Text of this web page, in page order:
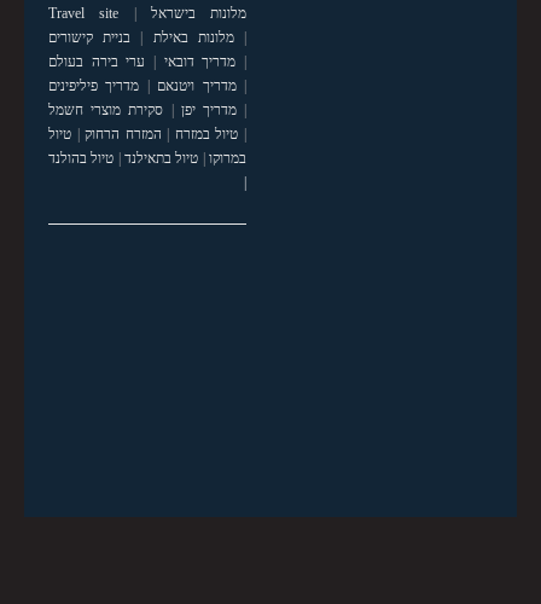
מלונות בישראל
Travel site
|מלונות באילת
בניית קישורים
מדריך דובאי
ערי בירה בעולם
|מדריך ויטנאם
מדריך פיליפינים
|מדריך יפן
סקירת מוצרי חשמל
טיול במזרח המזרח הרחוק| טיול
במרוקו| טיול בתאילנד| טיול בהולנד